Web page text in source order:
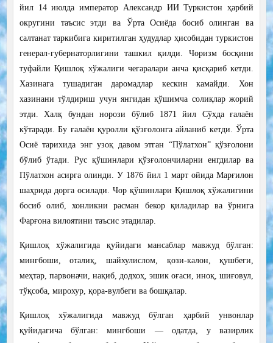
йил 14 июлда император Александр ИИ Туркистон ҳарбий
округини таъсис этди ва Ўрта Осиёда босиб олинган ва
салтанат таркибига киритилган ҳудудлар ҳисобидан туркистон
генерал-губернаторлигини ташкил қилди. Чоризм босқини
туфайли Қишлоқ хўжалиги чегаралари анча қисқариб кетди.
Хазинага тушадиган даромадлар кескин камайди. Хон
хазинани тўлдириш учун янгидан қўшимча солиқлар жорий
этди. Халқ бундан норози бўлиб 1871 йил Сўхда ғалаён
кўтаради. Бу ғалаён қуролли қўзғолонга айланиб кетди. Ўрта
Осиё тарихида энг узоқ давом этган “Пўлатхон” қўзғолони
бўлиб ўтади. Рус қўшинлари қўзғолончиларни енгдилар ва
Пўлатхон асирга олинди. У 1876 йил 1 март ойида Марғилон
шаҳрида дорга осилади. Чор қўшинлари Қишлоқ хўжалигини
босиб олиб, хонликни расман бекор қиладилар ва ўрнига
Фарғона вилоятини таъсис этадилар.
Қишлоқ хўжалигида қуйидаги мансаблар мавжуд бўлган:
мингбоши, оталиқ, шайхулислом, қози-калон, қушбеги,
меҳтар, парвоначи, нақиб, додхоҳ, эшик оғаси, иноқ, шиғовул,
тўқсоба, мирохур, қора-вулбеги ва бошқалар.
Қишлоқ хўжалигида мавжуд бўлган ҳарбий унвонлар
қуйидагича бўлган: мингбоши — одатда, у вазирлик